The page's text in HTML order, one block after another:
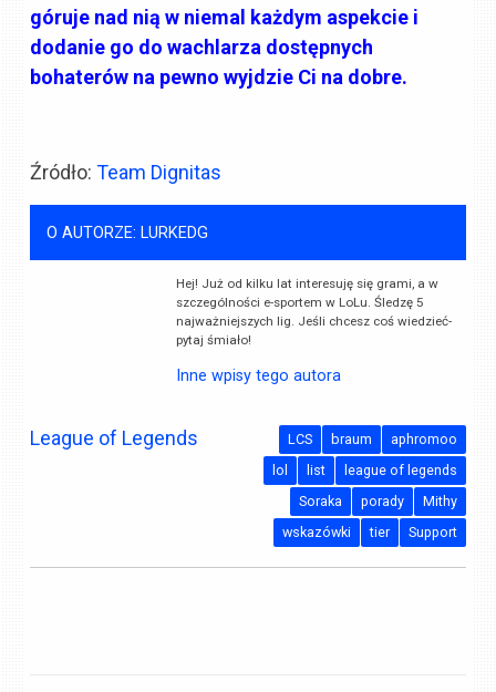
góruje nad nią w niemal każdym aspekcie i
dodanie go do wachlarza dostępnych
bohaterów na pewno wyjdzie Ci na dobre.
Źródło:Team Dignitas
O AUTORZE: LURKEDG
Hej! Już od kilku lat interesuję się grami, a w
szczególności e-sportem w LoLu. Śledzę 5
najważniejszych lig. Jeśli chcesz coś wiedzieć-
pytaj śmiało!
Inne wpisy tego autora
League of Legends aphromoo
braum
LCS
league of legends
list
lol
Mithy
porady
Soraka
Support
tier
wskazówki